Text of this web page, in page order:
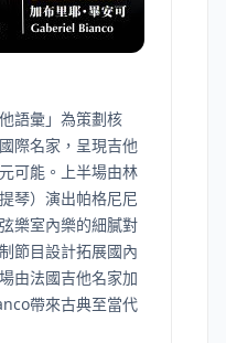
語彙」為策劃核
際名家，呈現吉他
可能。上半場由林
琴）演出帕格尼尼
樂室內樂的細膩對
節目設計拓展國內
由法國吉他名家加
帶來古典至當代